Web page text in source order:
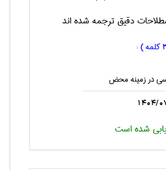
دقیق ترجمه شده اند
کلمه ) :
در زمینه محض
1404/
شده است